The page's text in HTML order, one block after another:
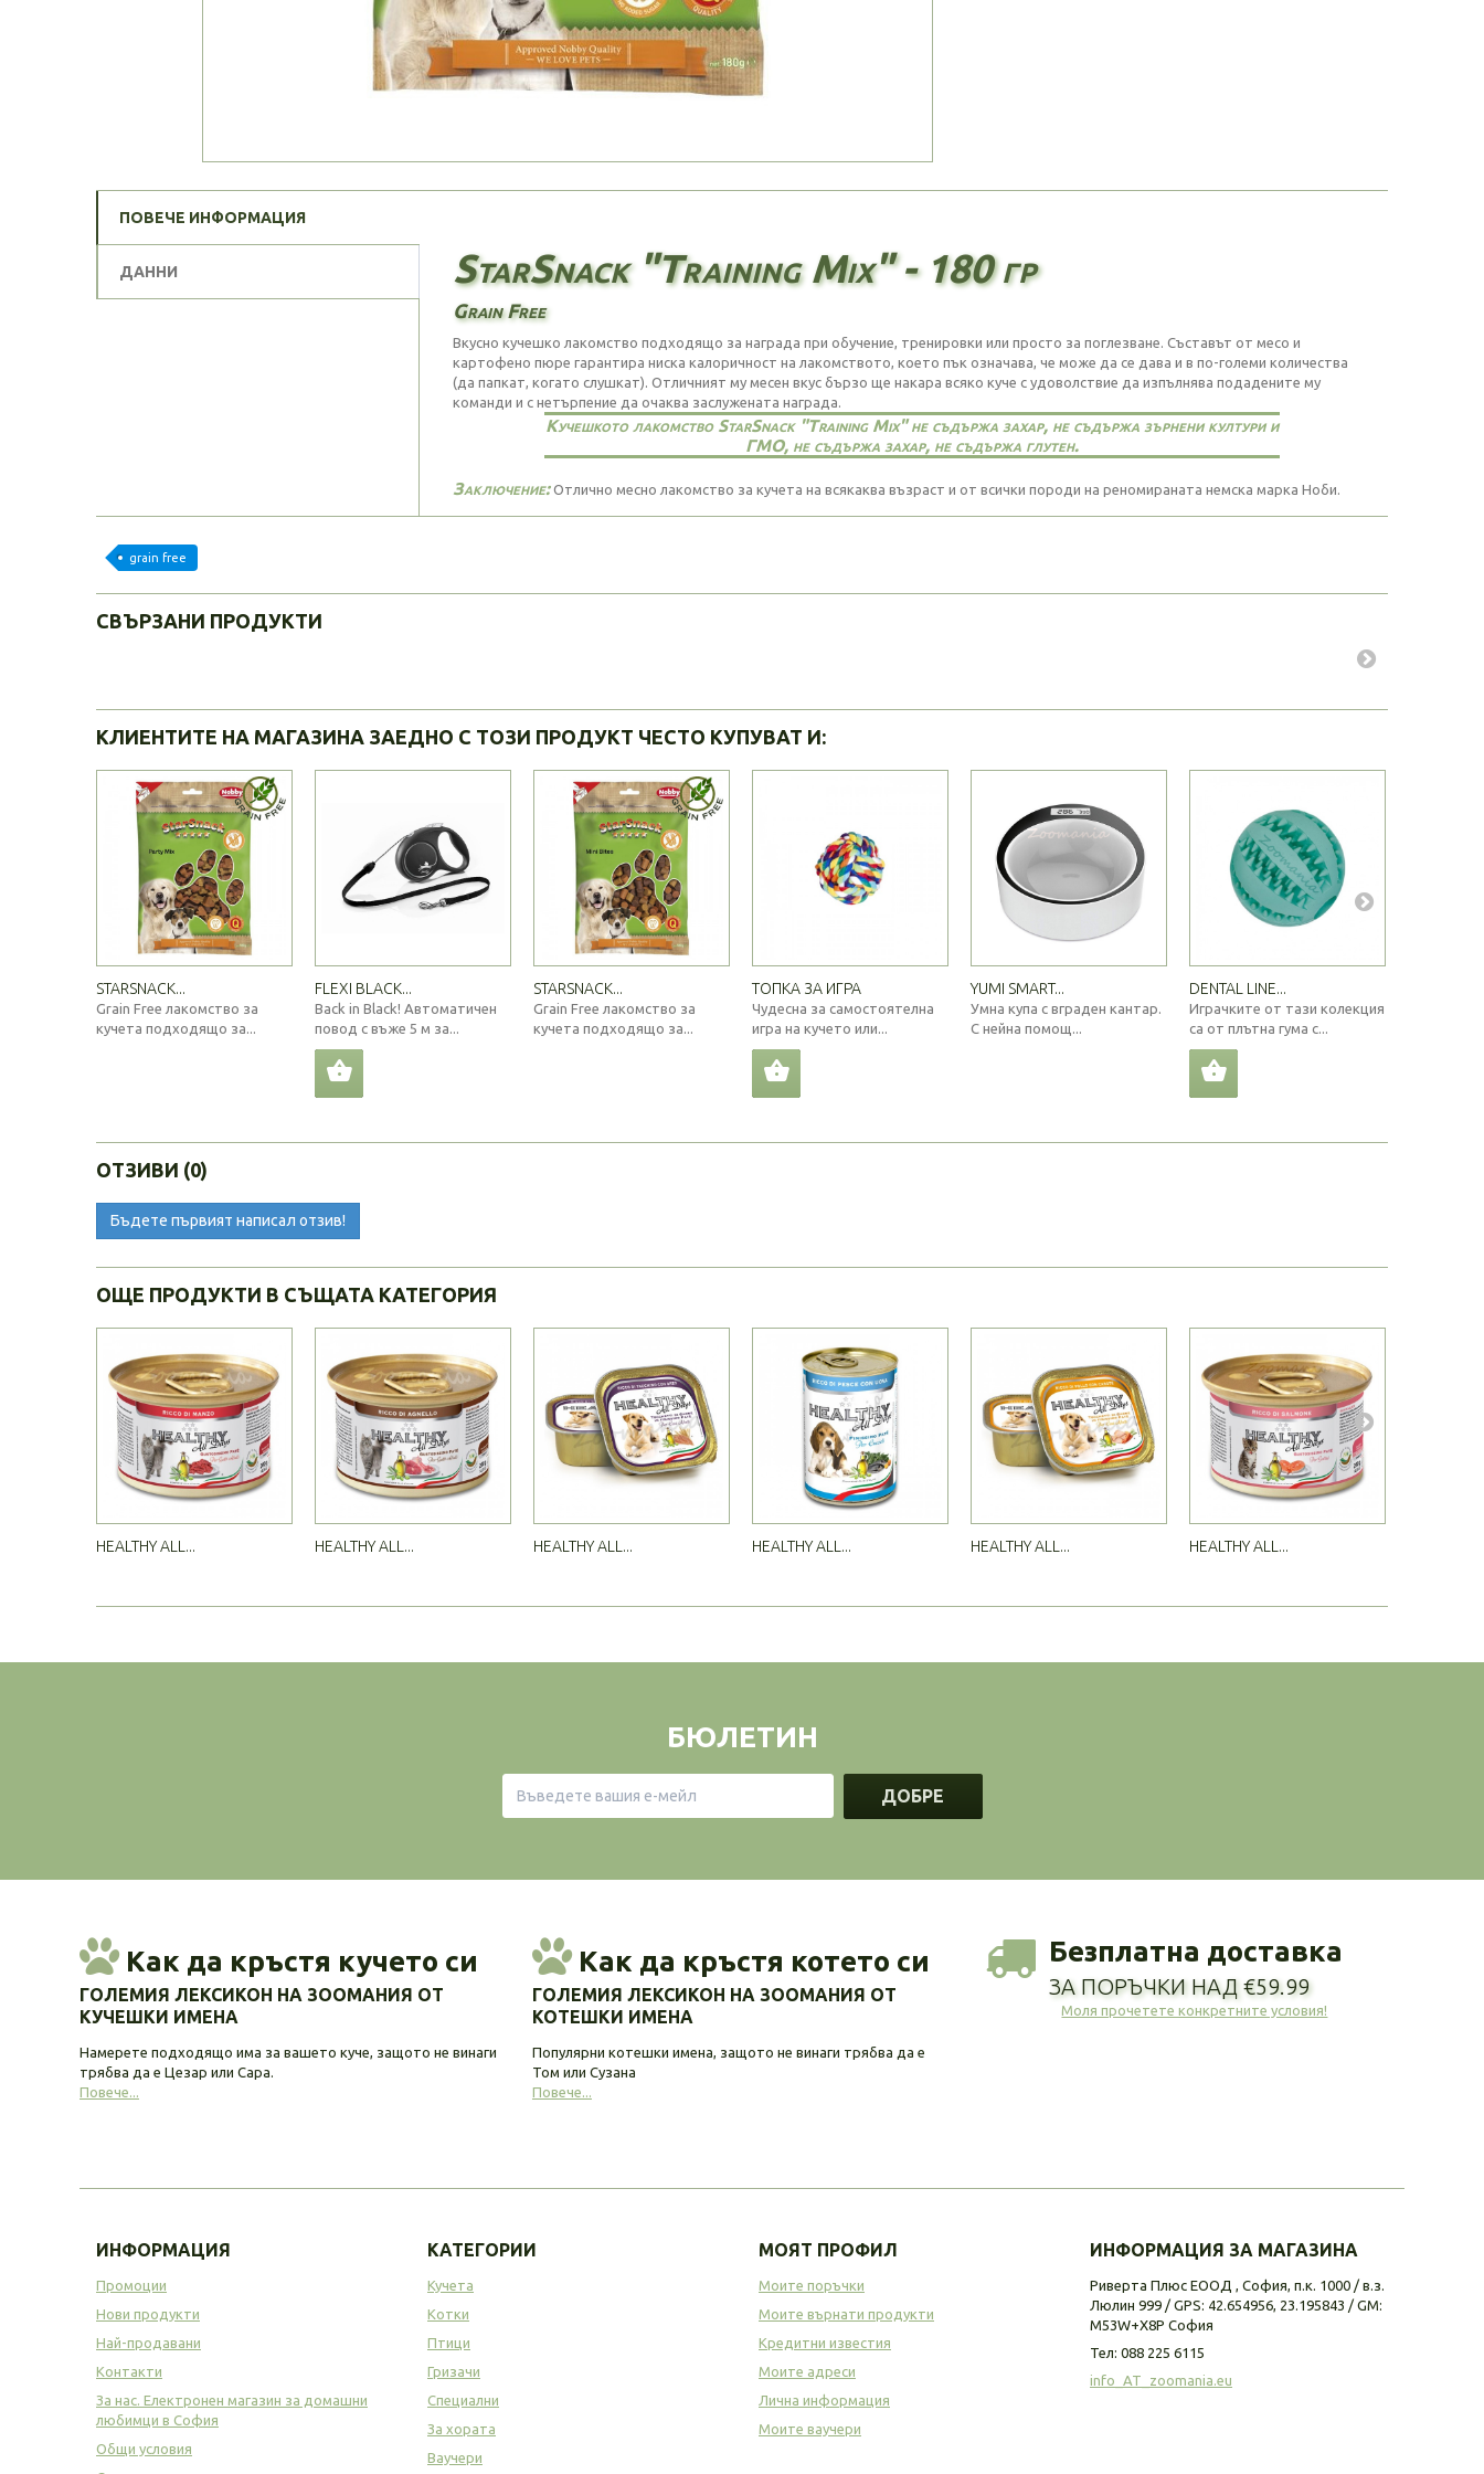
ПОВЕЧЕ ИНФОРМАЦИЯ
ДАННИ StarSnack "Training Mix" - 180 гр
Grain Free
Вкусно кучешко лакомство подходящо за награда при обучение, тренировки или просто за поглезване. Съставът от месо и
картофено пюре гарантира ниска калоричност на лакомството, което пък означава, че може да се дава и в по-големи количества
(да папкат, когато слушкат). Отличният му месен вкус бързо ще накара всяко куче с удоволствие да изпълнява подадените му
команди и с нетърпение да очаква заслужената награда.
Кучешкото лакомство StarSnack "Training Mix" не съдържа захар, не съдържа зърнени култури и
ГМО, не съдържа захар, не съдържа глутен.
Заключение:Отлично месно лакомство за кучета на всякаква възраст и от всички породи на реномираната немска марка Ноби.
grain free
СВЪРЗАНИ ПРОДУКТИ
КЛИЕНТИТЕ НА МАГАЗИНА ЗАЕДНО С ТОЗИ ПРОДУКТ ЧЕСТО КУПУВАТ И:
STARSNACK...
Grain Free лакомство за
кучета подходящо за...
FLEXI BLACK...
Back in Black! Автоматичен
повод с въже 5 м за...
STARSNACK...
Grain Free лакомство за
кучета подходящо за...
ТОПКА ЗА ИГРА
Чудесна за самостоятелна
игра на кучето или...
YUMI SMART...
Умна купа с вграден кантар.
С нейна помощ...
DENTAL LINE...
Играчките от тази колекция
са от плътна гума с...
ОТЗИВИ (0)
Бъдете първият написал отзив!
ОЩЕ ПРОДУКТИ В СЪЩАТА КАТЕГОРИЯ
HEALTHY ALL... HEALTHY ALL... HEALTHY ALL... HEALTHY ALL... HEALTHY ALL... HEALTHY ALL...
БЮЛЕТИН
ДОБРЕ
Как да кръстя кучето си
ГОЛЕМИЯ ЛЕКСИКОН НА ЗООМАНИЯ ОТ
КУЧЕШКИ ИМЕНА
Намерете подходящо има за вашето куче, защото не винаги
трябва да е Цезар или Сара.
Повече...
Как да кръстя котето си
ГОЛЕМИЯ ЛЕКСИКОН НА ЗООМАНИЯ ОТ
КОТЕШКИ ИМЕНА
Популярни котешки имена, защото не винаги трябва да е
Том или Сузана
Повече...
Безплатна доставка
ЗА ПОРЪЧКИ НАД €59.99
Моля прочетете конкретните условия!
ИНФОРМАЦИЯ
Промоции
Нови продукти
Най-продавани
Контакти
За нас. Електронен магазин за домашни
любимци в София
Общи условия
КАТЕГОРИИ
Кучета
Котки
Птици
Гризачи
Специални
За хората
Ваучери
МОЯТ ПРОФИЛ
Моите поръчки
Моите върнати продукти
Кредитни известия
Моите адреси
Лична информация
Моите ваучери
ИНФОРМАЦИЯ ЗА МАГАЗИНА
Риверта Плюс ЕООД , София, п.к. 1000 / в.з.
Люлин 999 / GPS: 42.654956, 23.195843 / GM:
M53W+X8P София
Тел: 088 225 6115
info_AT_zoomania.eu